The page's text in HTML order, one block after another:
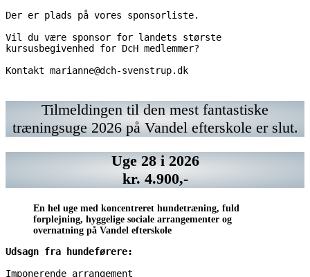
Der er plads på vores sponsorliste.
Vil du være sponsor for landets største
kursusbegivenhed for DcH medlemmer?
Kontakt marianne@dch-svenstrup.dk
svenstrup.dk
have
din
annonce
her?
Kontakt
marianne@dch-
svenstrup.dk
svenstrup.dk
have
din
annonce
her?
Kontakt
marianne@dch-
svenstrup.dk
Tilmeldingen til den mest fantastiske
træningsuge 2026 på Vandel efterskole er slut.
Uge 28 i 2026
kr. 4.900,-
En hel uge med koncentreret hundetræning, fuld
forplejning, hyggelige sociale arrangementer og
overnatning på Vandel efterskole
Udsagn fra hundeførere:
Imponerende arrangement